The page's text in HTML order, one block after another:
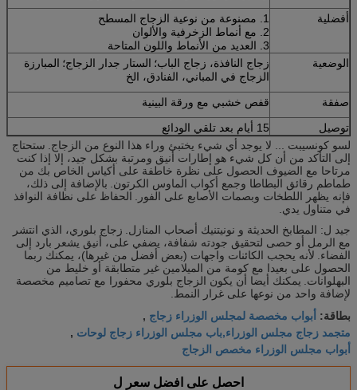
أفضلية
1. مصنوعة من نوعية الزجاج المسطح
2. مع أنماط الزخرفية والألوان
3. العديد من الأنماط واللون المتاحة
الوضعية
زجاج النافذة، زجاج الباب؛ الستار جدار الزجاج؛ المبارزة
الزجاج في المباني، الفنادق، الخ
صفقة
قفص خشبي مع ورقة البينية
توصيل
15 أيام بعد تلقي الودائع
لسو كونسيبت ... لا يوجد أي شيء يختبئ وراء هذا النوع من الزجاج. ستحتاج
إلى التأكد من أن كل شيء هو إطارات أنيق ومرتبة بشكل جيد، إلا إذا كنت
مرتاحا مع الضيوف الحصول على نظرة خاطفة على أكياس الخاص بك من
طماطم رقائق البطاطا وجمع أكواب الماوس الكرتون. بالإضافة إلى ذلك،
فإنه يظهر اللطخات وبصمات الأصابع على الفور.
الحفاظ على نظافة النوافذ
في متناول يدي.
جيد ل: المطابخ الحديثة و نونيتنيك أصحاب المنازل. زجاج بلوري، الذي انتشر
مع الرمل أو حصى لتحقيق جودته شفافة، يضفي على، أنيق يشعر بارد إلى
الفضاء. لأنه يحجب الكائنات واجهات (بعض أفضل من غيرها)، يمكنك ربما
الحصول على بعيدا مع كومة من الميلامين غير متطابقة أو خليط من
البهلوانات. يمكنك أيضا أن يكون الزجاج بلوري محفورا مع تصاميم مخصصة
لإضافة واحد من نوعها على غرار النمط.
بطاقة: أبواب مخصصة لمجلس الوزراء زجاج ,
متجمد زجاج مجلس الوزراء,باب مجلس الوزراء زجاج لوحات ,
أبواب مجلس الوزراء مخصص الزجاج
احصل على افضل سعر ل